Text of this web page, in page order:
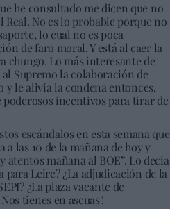
he consultado me dicen que no
Real. No es lo probable porque no
lo cual no es poca
de faro moral. Y está al caer la
chungo. Lo más interesante de
Supremo la colaboración de
y le alivia la condena entonces,
poderosos incentivos para tirar de
escándalos en esta semana que
las 10 de la mañana de hoy y
mañana al BOE”. Lo decía
para Leire? ¿La adjudicación de la
¿La plaza vacante de
tienes en ascuas".